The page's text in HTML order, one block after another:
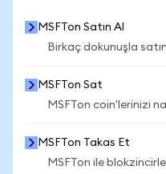
MSFTon Satın Al
Birkaç dokunuşla satın
MSFTon Sat
MSFTon coin'lerinizi
MSFTon Takas Et
MSFTon ile